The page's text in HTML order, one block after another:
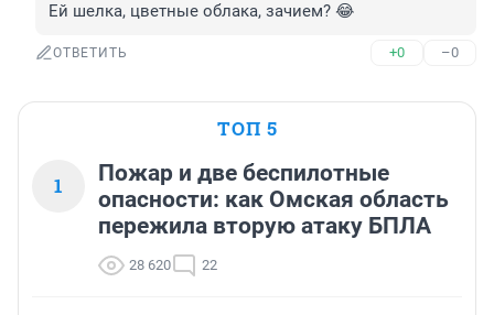
Ей шелка, цветные облака, зачием? 😂
ОТВЕТИТЬ +0 –0
ТОП 5
1
Пожар и две беспилотные
опасности: как Омская область
пережила вторую атаку БПЛА
28 620 22